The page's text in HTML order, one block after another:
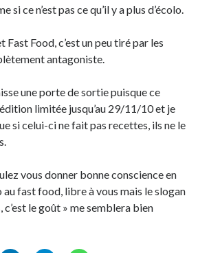
si ce n’est pas ce qu’il y a plus d’écolo.
Fast Food, c’est un peu tiré par les
antagoniste.
une porte de sortie puisque ce
limitée jusqu’au 29/11/10 et je
si celui-ci ne fait pas recettes, ils ne le
vous donner bonne conscience en
fast food, libre à vous mais le slogan
c’est le goût » me semblera bien